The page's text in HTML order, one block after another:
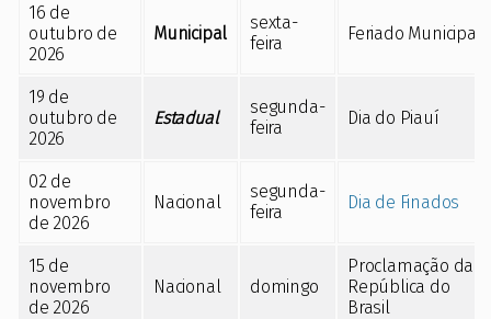
16 de
outubro de
2026
Municipal
sexta-
feira
Feriado Municipal
19 de
outubro de
2026
Estadual
segunda-
feira
Dia do Piauí
02 de
novembro
de 2026
Nacional
segunda-
feira
Dia de Finados
15 de
novembro
de 2026
Nacional domingo
Proclamação da
República do
Brasil